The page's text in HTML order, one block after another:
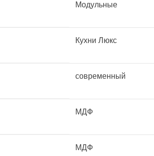
Модульные
Кухни Люкс
современный
МДФ
МДФ